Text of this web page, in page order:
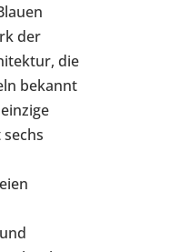
der
die
bekannt